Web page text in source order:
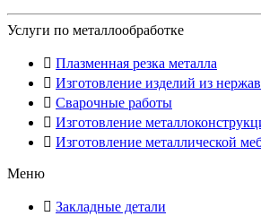
Услуги по металлообработке
Плазменная резка металла
Изготовление изделий из
Сварочные работы
Изготовление
Изготовление металлической
Меню
Закладные детали